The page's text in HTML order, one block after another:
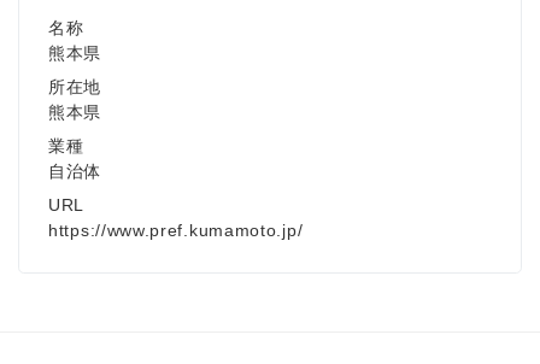
名称
熊本県
所在地
熊本県
業種
自治体
URL
https://www.pref.kumamoto.jp/